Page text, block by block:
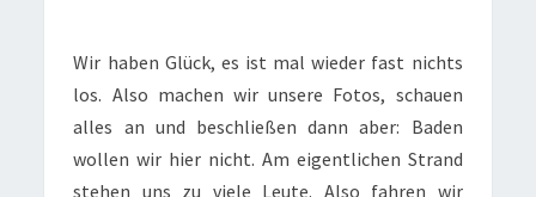
Wir haben Glück, es ist mal wieder fast nichts
los. Also machen wir unsere Fotos, schauen
alles an und beschließen dann aber: Baden
wollen wir hier nicht. Am eigentlichen Strand
stehen uns zu viele Leute. Also fahren wir